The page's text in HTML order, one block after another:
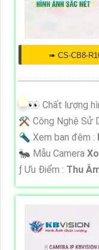
➠ CS-CB8-
️👀 Chất lượng
⚒ Công Nghệ Sử
🔦 Xem ban đêm :
🐜 Mẫu Camera
️ƒ Ưu Điểm : Thu